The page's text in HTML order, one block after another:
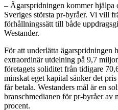
– Ägarspridningen kommer hjälpa
Sveriges största pr-byråer. Vi vill
förhållningssätt till både
Westander.
För att underlätta ägarspridningen
extraordinär utdelning på 9,7
företagets soliditet från tidigare
minskat eget kapital sänker det
får betala. Westanders mål är en
branschmedianen för pr-byråer av
procent.